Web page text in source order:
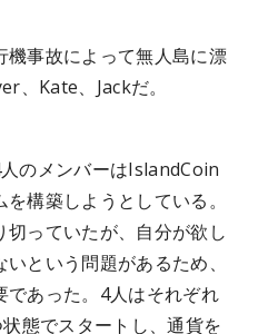
事故によって無人島に漂
、Kate、Jackだ。
のメンバーはIslandCoin
構築しようとしている。
っていたが、自分が欲し
という問題があるため、
あった。4人はそれぞれ
態でスタートし、通貨を